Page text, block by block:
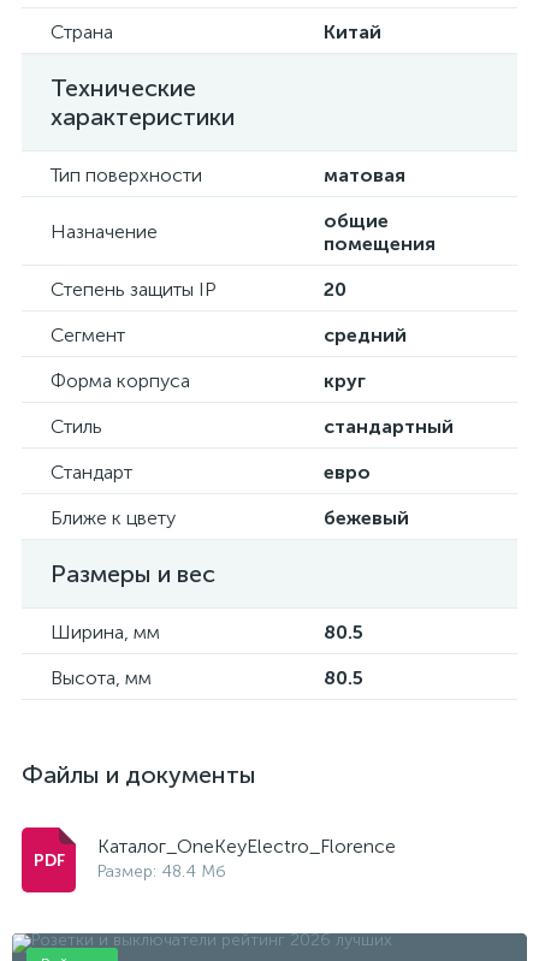
Страна
Китай
Технические
характеристики
Тип поверхности матовая
Назначение
общие
помещения
Степень защиты IP
20
Сегмент
средний
Форма корпуса
круг
Стиль
стандартный
Стандарт
евро
Ближе к цвету
бежевый
Размеры и вес
Ширина, мм
80.5
Высота, мм
80.5
Файлы и документы
Каталог_OneKeyElectro_Florence
Размер: 48.4 Мб